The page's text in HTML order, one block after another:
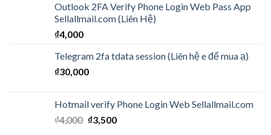
Outlook 2FA Verify Phone Login Web Pass App
Sellallmail.com (Liên Hệ)
₫4,000
Telegram 2fa tdata session (Liên hệ e để mua ạ)
₫30,000
Hotmail verify Phone Login Web Sellallmail.com
₫4,000 ₫3,500